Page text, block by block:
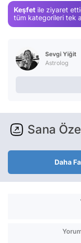
Keşfet ile ziyaret
tüm kategorileri tek
Sevgi Yiğit
Astrolog
Sana
Daha